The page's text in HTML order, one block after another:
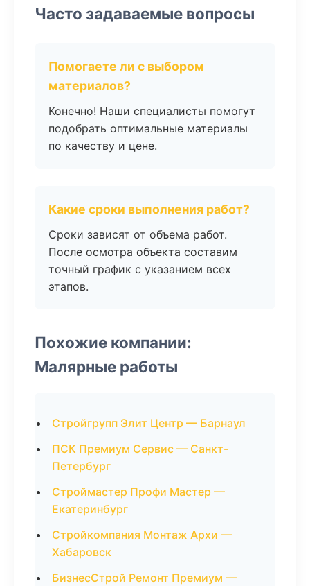
Часто задаваемые вопросы
Помогаете ли с выбором
материалов?
Конечно! Наши специалисты помогут
подобрать оптимальные материалы
по качеству и цене.
Какие сроки выполнения работ?
Сроки зависят от объема работ.
После осмотра объекта составим
точный график с указанием всех
этапов.
Похожие компании:
Малярные работы
Стройгрупп Элит Центр — Барнаул
ПСК Премиум Сервис — Санкт-
Петербург
Строймастер Профи Мастер —
Екатеринбург
Стройкомпания Монтаж Архи —
Хабаровск
БизнесСтрой Ремонт Премиум —